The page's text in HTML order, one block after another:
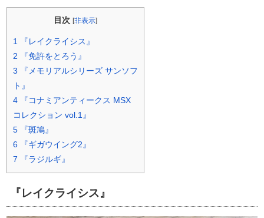
目次 [非表示]
1 『レイクライシス』
2 『免許をとろう』
3 『メモリアルシリーズ サンソフ
ト』
4 『コナミアンティークス MSX
コレクション vol.1』
5 『斑鳩』
6 『ギガウイング2』
7 『ラジルギ』
『レイクライシス』